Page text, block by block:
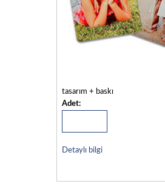
tasarım + baskı
Adet:
Detaylı bilgi